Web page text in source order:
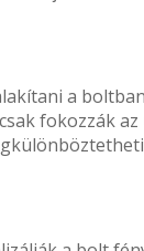
a
fokozzák